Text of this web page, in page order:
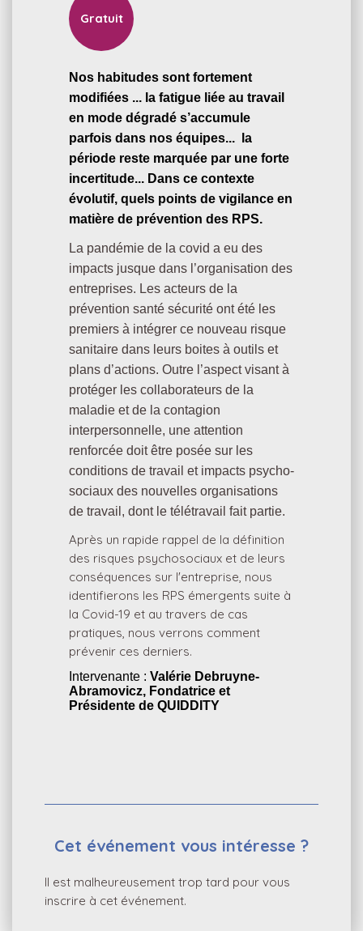
Gratuit
Nos habitudes sont fortement
modifiées ... la fatigue liée au travail
en mode dégradé s’accumule
parfois dans nos équipes... la
période reste marquée par une forte
incertitude... Dans ce contexte
évolutif, quels points de vigilance en
matière de prévention des RPS.
La pandémie de la covid a eu des
impacts jusque dans l’organisation des
entreprises. Les acteurs de la
prévention santé sécurité ont été les
premiers à intégrer ce nouveau risque
sanitaire dans leurs boites à outils et
plans d’actions. Outre l’aspect visant à
protéger les collaborateurs de la
maladie et de la contagion
interpersonnelle, une attention
renforcée doit être posée sur les
conditions de travail et impacts psycho-
sociaux des nouvelles organisations
de travail, dont le télétravail fait partie.
Après un rapide rappel de la définition
des risques psychosociaux et de leurs
conséquences sur l'entreprise, nous
identifierons les RPS émergents suite à
la Covid-19 et au travers de cas
pratiques, nous verrons comment
prévenir ces derniers.
Intervenante : Valérie Debruyne-
Abramovicz, Fondatrice et
Présidente de QUIDDITY
Cet événement vous intéresse ?
Il est malheureusement trop tard pour vous
inscrire à cet événement.